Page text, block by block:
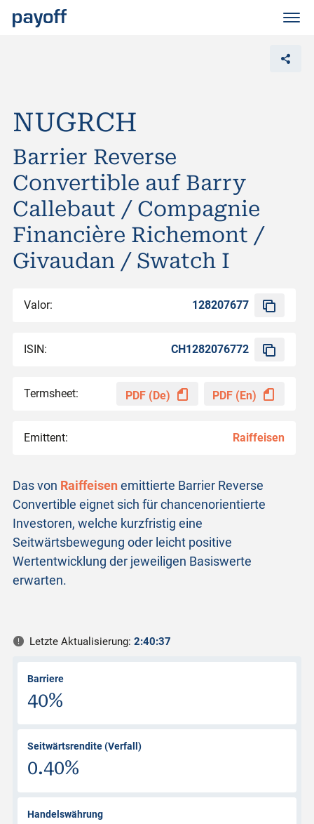
NUGRCH
Barrier Reverse
Convertible auf Barry
Callebaut / Compagnie
Financière Richemont /
Givaudan / Swatch I
Valor: 128207677
ISIN: CH1282076772
Termsheet: PDF (De) PDF (En)
Emittent: Raiffeisen
Das von Raiffeisen emittierte Barrier Reverse
Convertible eignet sich für chancenorientierte
Investoren, welche kurzfristig eine
Seitwärtsbewegung oder leicht positive
Wertentwicklung der jeweiligen Basiswerte
erwarten.
Letzte Aktualisierung: 2:40:37
Barriere
40%
Seitwärtsrendite (Verfall)
0.40%
Handelswährung